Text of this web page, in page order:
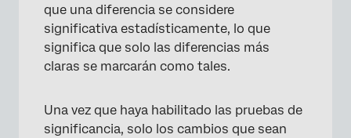
que una diferencia se considere
significativa estadísticamente, lo que
significa que solo las diferencias más
claras se marcarán como tales.
Una vez que haya habilitado las pruebas de
significancia, solo los cambios que sean